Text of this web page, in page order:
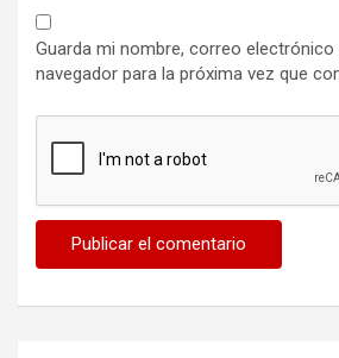
Guarda mi nombre, correo electrónico
navegador para la próxima vez que